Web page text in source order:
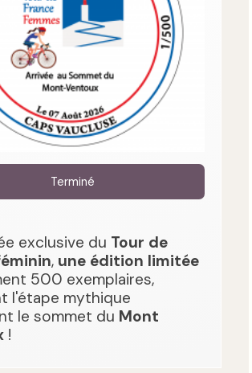
Terminé
exclusive du Tour de
, une édition limitée
500 exemplaires,
l'étape mythique
le sommet du Mont
!